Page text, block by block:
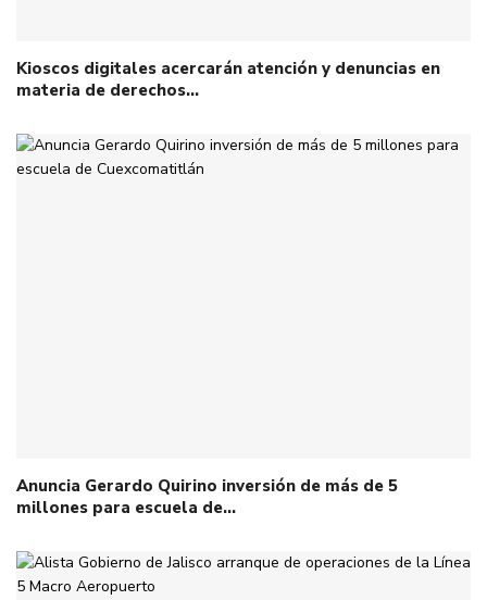
Kioscos digitales acercarán atención y denuncias en
materia de derechos…
Anuncia Gerardo Quirino inversión de más de 5
millones para escuela de…